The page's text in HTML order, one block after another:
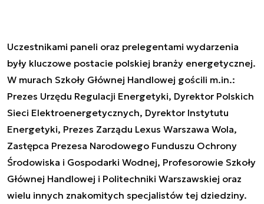
Uczestnikami paneli oraz prelegentami wydarzenia
były kluczowe postacie polskiej branży energetycznej.
W murach Szkoły Głównej Handlowej gościli m.in.:
Prezes Urzędu Regulacji Energetyki, Dyrektor Polskich
Sieci Elektroenergetycznych, Dyrektor Instytutu
Energetyki, Prezes Zarządu Lexus Warszawa Wola,
Zastępca Prezesa Narodowego Funduszu Ochrony
Środowiska i Gospodarki Wodnej, Profesorowie Szkoły
Głównej Handlowej i Politechniki Warszawskiej oraz
wielu innych znakomitych specjalistów tej dziedziny.